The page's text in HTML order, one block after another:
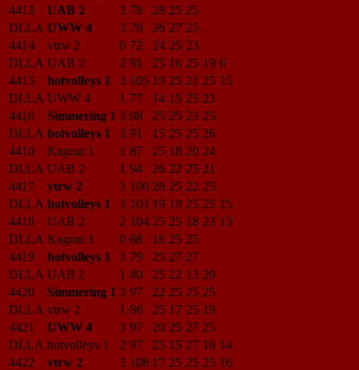
4413
UAB 2 3 78 28 25 25
DLLA UWW 4 3 78 26 27 25
4414
vtrw 2 0 72 24 25 23
DLLA UAB 2 2 91 25 16 25 19 6
4415
hotvolleys 1 3 105 19 25 21 25 15
DLLA UWW 4 1 77 14 15 25 23
4416
Simmering 1 3 98 25 25 23 25
DLLA hotvolleys 1 3 91 15 25 25 26
4410
Kagran 1 1 87 25 18 20 24
DLLA UAB 2 1 94 26 22 25 21
4417
vtrw 2 3 100 28 25 22 25
DLLA hotvolleys 1 3 103 19 19 25 25 15
4418
UAB 2 2 104 25 25 18 23 13
DLLA Kagran 1 0 68 18 25 25
4419
hotvolleys 1 3 79 25 27 27
DLLA UAB 2 1 80 25 22 13 20
4420
Simmering 1 3 97 22 25 25 25
DLLA vtrw 2 1 86 25 17 25 19
4421
UWW 4 3 97 20 25 27 25
DLLA hotvolleys 1 2 97 25 15 27 16 14
4422
vtrw 2 3 108 17 25 25 25 16